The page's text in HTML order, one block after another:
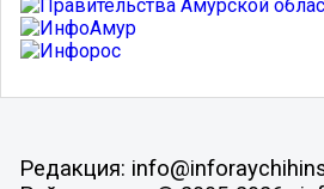
Редакция: